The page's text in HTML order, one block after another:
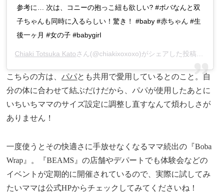
参考に… 次は、コニーの抱っこ紐も欲しい? #ボバなんと双
子ちゃんも同時に入るらしい！驚き！ #baby #赤ちゃん #生
後一ヶ月 #女の子 #babygirl
Chiaki Totsuka Katoさん(@chiakixoxoxo)がシェアした投稿 –
こちらの方は、パパとも共用で愛用しているとのこと。自
分の体に合わせて結ぶだけだから、パパが使用したあとに
いちいちママのサイズ設定に調整し直すなんて煩わしさが
ありません！
一度使うとその快適さに手放せなくなるママ続出の『Boba
Wrap』。『BEAMS』の店舗やデパートでも体験会などの
イベントが定期的に開催されているので、実際に試してみ
たいママは公式HPからチェックしてみてくださいね！